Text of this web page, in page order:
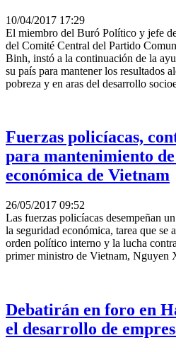
10/04/2017 17:29
El miembro del Buró Político y jefe
del Comité Central del Partido
Binh, instó a la continuación de la
su país para mantener los resultados
pobreza y en aras del desarrollo
Fuerzas policíacas,
para mantenimiento
económica de Vietnam
26/05/2017 09:52
Las fuerzas policíacas desempeñan
la seguridad económica, tarea que se
orden político interno y la lucha
primer ministro de Vietnam, Nguyen
Debatirán en foro en
el desarrollo de